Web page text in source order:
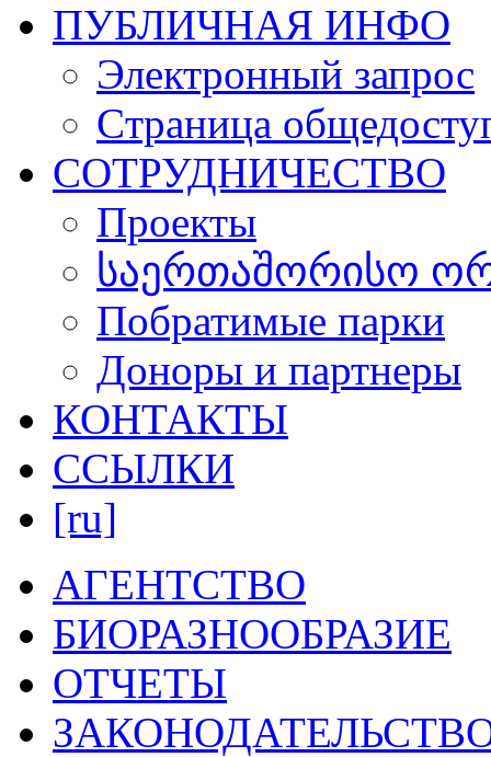
ПУБЛИЧНАЯ ИНФО
Электронный запрос
Cтраница
СОТРУДНИЧЕСТВО
Проекты
საერთაშორისო
Побратимые парки
Доноры и партнеры
КОНТАКТЫ
ССЫЛКИ
[ru]
АГЕНТСТВО
БИОРАЗНООБРАЗИЕ
ОТЧЕТЫ